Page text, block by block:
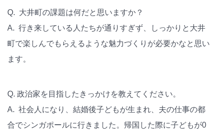
Q. 大井町の課題は何だと思いますか？
A. 行き来している人たちが通りすぎず、しっかりと大井
町で楽しんでもらえるような魅力づくりが必要かなと思い
ます。
Q. 政治家を目指したきっかけを教えてください。
A. 社会人になり、結婚後子どもが生まれ、夫の仕事の都
合でシンガポールに行きました。帰国した際に子どもが0